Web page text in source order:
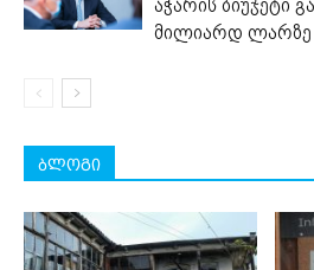
მილიარდ ლარზე
ბლოგი